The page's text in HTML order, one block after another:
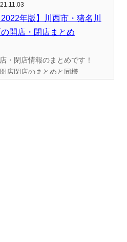
2022年版】川西市・猪名川
開店・閉店まとめ
・閉店情報のまとめです！
店閉店のまとめと同様...